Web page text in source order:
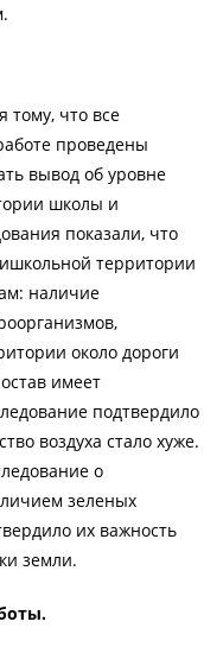
тому, что все
проведены
вывод об уровне
школы и
показали, что
территории
наличие
около дороги
имеет
подтвердило
воздуха стало хуже.
о
зеленых
их важность
земли.